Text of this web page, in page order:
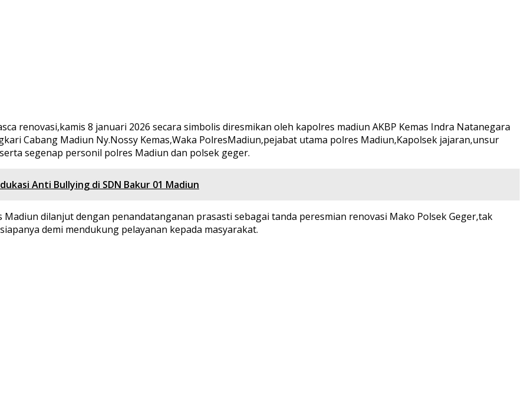
renovasi,kamis 8 januari 2026 secara simbolis diresmikan oleh kapolres madiun AKBP Kemas Indra Natanegara
Cabang Madiun Ny.Nossy Kemas,Waka PolresMadiun,pejabat utama polres Madiun,Kapolsek jajaran,unsur
segenap personil polres Madiun dan polsek geger.
Anti Bullying di SDN Bakur 01 Madiun
dilanjut dengan penandatanganan prasasti sebagai tanda peresmian renovasi Mako Polsek Geger,tak
demi mendukung pelayanan kepada masyarakat.